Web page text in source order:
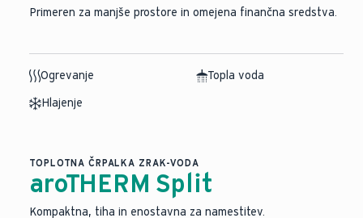
Primeren za manjše prostore in omejena finančna sredstva.
Ogrevanje
Topla voda
Hlajenje
TOPLOTNA ČRPALKA ZRAK-VODA
aroTHERM Split
⁠Kompaktna, tiha in enostavna za namestitev.